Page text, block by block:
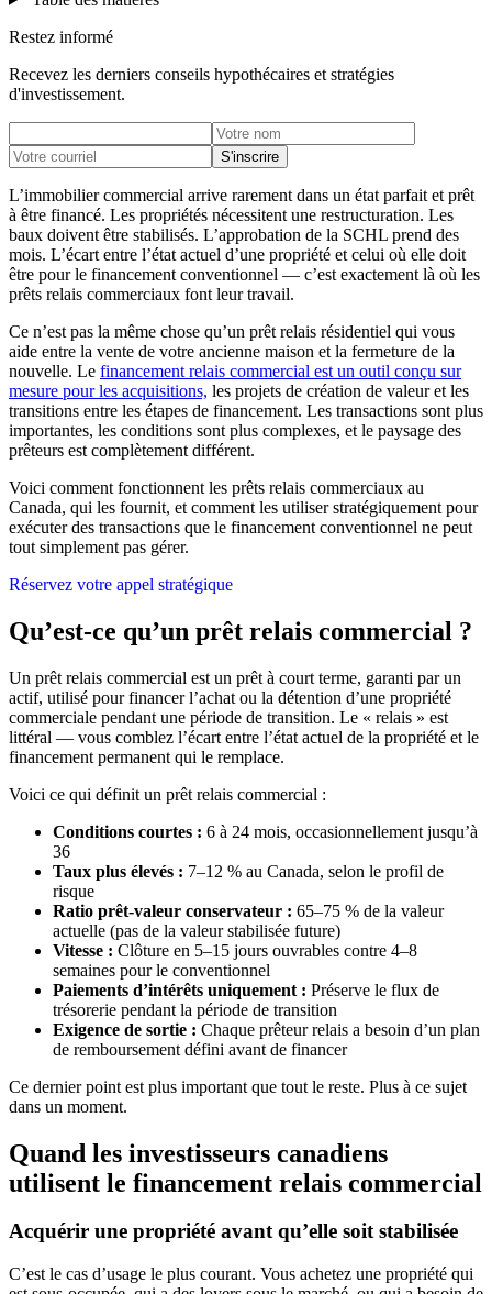
Restez informé
Recevez les derniers conseils hypothécaires et stratégies
d'investissement.
S'inscrire
L’immobilier commercial arrive rarement dans un état parfait et prêt
à être financé. Les propriétés nécessitent une restructuration. Les
baux doivent être stabilisés. L’approbation de la SCHL prend des
mois. L’écart entre l’état actuel d’une propriété et celui où elle doit
être pour le financement conventionnel — c’est exactement là où les
prêts relais commerciaux font leur travail.
Ce n’est pas la même chose qu’un prêt relais résidentiel qui vous
aide entre la vente de votre ancienne maison et la fermeture de la
nouvelle. Le financement relais commercial est un outil conçu sur
mesure pour les acquisitions, les projets de création de valeur et les
transitions entre les étapes de financement. Les transactions sont plus
importantes, les conditions sont plus complexes, et le paysage des
prêteurs est complètement différent.
Voici comment fonctionnent les prêts relais commerciaux au
Canada, qui les fournit, et comment les utiliser stratégiquement pour
exécuter des transactions que le financement conventionnel ne peut
tout simplement pas gérer.
Réservez votre appel stratégique
Qu’est-ce qu’un prêt relais commercial ?
Un prêt relais commercial est un prêt à court terme, garanti par un
actif, utilisé pour financer l’achat ou la détention d’une propriété
commerciale pendant une période de transition. Le « relais » est
littéral — vous comblez l’écart entre l’état actuel de la propriété et le
financement permanent qui le remplace.
Voici ce qui définit un prêt relais commercial :
Conditions courtes : 6 à 24 mois, occasionnellement jusqu’à
36
Taux plus élevés : 7–12 % au Canada, selon le profil de
risque
Ratio prêt-valeur conservateur : 65–75 % de la valeur
actuelle (pas de la valeur stabilisée future)
Vitesse : Clôture en 5–15 jours ouvrables contre 4–8
semaines pour le conventionnel
Paiements d’intérêts uniquement : Préserve le flux de
trésorerie pendant la période de transition
Exigence de sortie : Chaque prêteur relais a besoin d’un plan
de remboursement défini avant de financer
Ce dernier point est plus important que tout le reste. Plus à ce sujet
dans un moment.
Quand les investisseurs canadiens
utilisent le financement relais commercial
Acquérir une propriété avant qu’elle soit stabilisée
C’est le cas d’usage le plus courant. Vous achetez une propriété qui